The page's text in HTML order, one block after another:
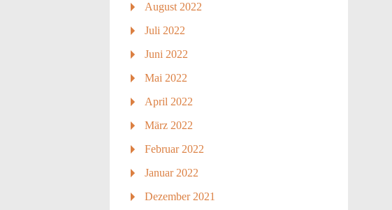
August 2022
Juli 2022
Juni 2022
Mai 2022
April 2022
März 2022
Februar 2022
Januar 2022
Dezember 2021